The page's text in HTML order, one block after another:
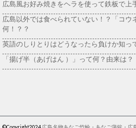
広島風お好み焼きをヘラを使って鉄板で上
広島以外では食べられていない！？「コウ
何！？？
英語のしりとりはどうなったら負けか知っ
「揚げ半（あげはん ）」って何？由来は？